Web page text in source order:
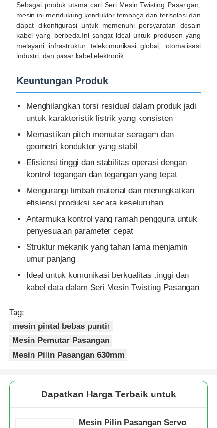
Sebagai produk utama dari Seri Mesin Twisting Pasangan,
mesin ini mendukung konduktor tembaga dan terisolasi dan
dapat dikonfigurasi untuk memenuhi persyaratan desain
kabel yang berbeda.Ini sangat ideal untuk produsen yang
melayani infrastruktur telekomunikasi global, otomatisasi
industri, dan pasar kabel elektronik.
Keuntungan Produk
Menghilangkan torsi residual dalam produk jadi
untuk karakteristik listrik yang konsisten
Memastikan pitch memutar seragam dan
geometri konduktor yang stabil
Efisiensi tinggi dan stabilitas operasi dengan
kontrol tegangan dan tegangan yang tepat
Mengurangi limbah material dan meningkatkan
efisiensi produksi secara keseluruhan
Antarmuka kontrol yang ramah pengguna untuk
penyesuaian parameter cepat
Struktur mekanik yang tahan lama menjamin
umur panjang
Ideal untuk komunikasi berkualitas tinggi dan
kabel data dalam Seri Mesin Twisting Pasangan
Tag:
mesin pintal bebas puntir
Mesin Pemutar Pasangan
Mesin Pilin Pasangan 630mm
Dapatkan Harga Terbaik untuk
Mesin Pilin Pasangan Servo